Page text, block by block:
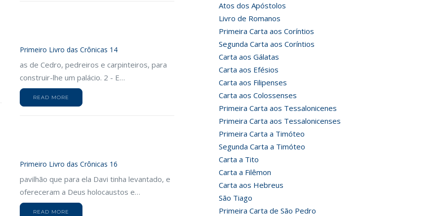
Primeiro Livro das Crônicas 14
as de Cedro, pedreiros e carpinteiros, para
construir-lhe um palácio. 2 - E…
READ MORE
Primeiro Livro das Crônicas 16
pavilhão que para ela Davi tinha levantado, e
ofereceram a Deus holocaustos e…
READ MORE
Atos dos Apóstolos
Livro de Romanos
Primeira Carta aos Coríntios
Segunda Carta aos Coríntios
Carta aos Gálatas
Carta aos Efésios
Carta aos Filipenses
Carta aos Colossenses
Primeira Carta aos Tessalonicenes
Primeira Carta aos Tessalonicenses
Primeira Carta a Timóteo
Segunda Carta a Timóteo
Carta a Tito
Carta a Filêmon
Carta aos Hebreus
São Tiago
Primeira Carta de São Pedro